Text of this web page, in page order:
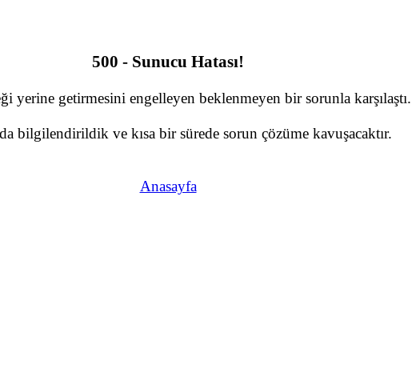
500 - Sunucu Hatası!
yerine getirmesini engelleyen beklenmeyen bir sorunla karşılaştı.
bilgilendirildik ve kısa bir sürede sorun çözüme kavuşacaktır.
Anasayfa